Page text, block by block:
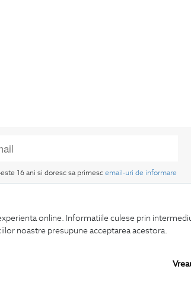
online. Informatiile culese prin
noastre presupune acceptarea acestora.
16 ani si doresc sa primescemail-uri de informare